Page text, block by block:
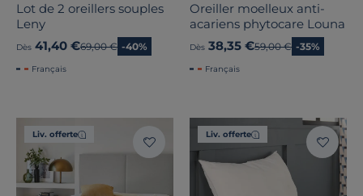
Lot de 2 oreillers souples
Leny
Dès 41,40 €Ancien prix
69,00 € -40%
Français
Oreiller moelleux anti-
acariens phytocare Louna
Dès 38,35 €Ancien prix
59,00 € -35%
Français
Liv. offerte Liv. offerte